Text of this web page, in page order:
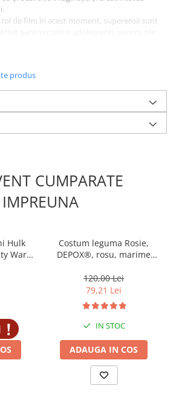
de film în acest moment, supereroii sunt
.
din material ABS de înaltă calitate.
, 7 x Ventuze, 1 x Lansator, 1 x
manusii poate sa difere.
produs
CUMPARATE
IMPREUNA
Hulk
War,
Costum leguma Rosie,
DEPOX®, rosu, marime
120,00 Lei
79,21 Lei
IN STOC
ADAUGA IN COS